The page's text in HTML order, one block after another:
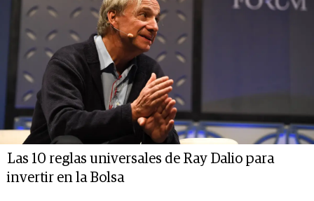
Las 10 reglas universales de Ray Dalio para
invertir en la Bolsa